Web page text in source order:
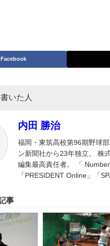
Facebook
いた人
内田 勝治
福岡・東筑高校第96期野球
ン新聞社から23年独立。 株
編集最高責任者。 「
「PRESIDENT Online」「
事